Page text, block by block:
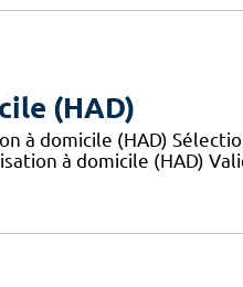
(HAD)
à domicile (HAD)
à domicile (HAD)